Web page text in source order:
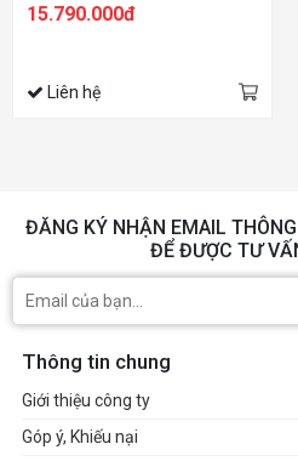
FHD/Win11/Vàng)
15.790.000đ
Liên hệ
ĐĂNG KÝ NHẬN EMAIL
ĐỂ ĐƯỢC TƯ
Thông tin chung
Giới thiệu công ty
Góp ý, Khiếu nại